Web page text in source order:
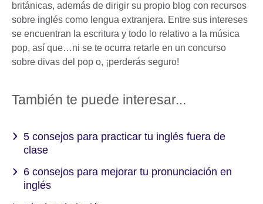
británicas, además de dirigir su propio blog con recursos
sobre inglés como lengua extranjera. Entre sus intereses
se encuentran la escritura y todo lo relativo a la música
pop, así que…ni se te ocurra retarle en un concurso
sobre divas del pop o, ¡perderás seguro!
También te puede interesar...
5 consejos para practicar tu inglés fuera de
clase
6 consejos para mejorar tu pronunciación en
inglés